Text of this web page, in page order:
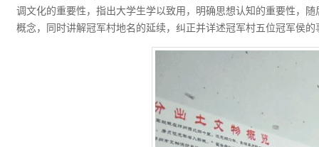
调文化的重要性，指出大学生学以致用，明确思想认知的重要性，
概念，同时讲解冠军村地名的延续，纠正并详述冠军村五位冠军侯